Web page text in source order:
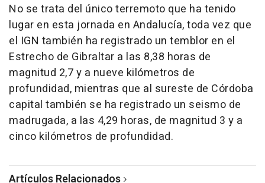
No se trata del único terremoto que ha tenido
lugar en esta jornada en Andalucía, toda vez que
el IGN también ha registrado un temblor en el
Estrecho de Gibraltar a las 8,38 horas de
magnitud 2,7 y a nueve kilómetros de
profundidad, mientras que al sureste de Córdoba
capital también se ha registrado un seismo de
madrugada, a las 4,29 horas, de magnitud 3 y a
cinco kilómetros de profundidad.
Artículos Relacionados